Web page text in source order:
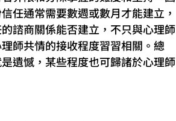
任通常需要數週或數月才能建立，
諮商關係能否建立，不只與心理師
師共情的接收程度習習相關。總
遺憾，某些程度也可歸諸於心理師